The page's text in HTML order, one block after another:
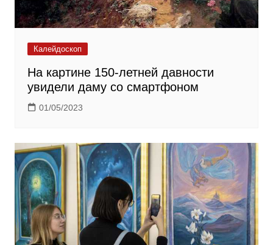
Калейдоскоп
На картине 150-летней давности
увидели даму со смартфоном
01/05/2023